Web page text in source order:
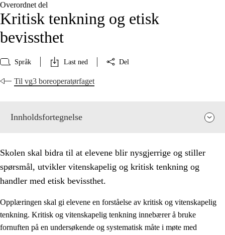
Overordnet del
Kritisk tenkning og etisk
bevissthet
Språk Last ned Del
Til vg3 boreoperatørfaget
Innholdsfortegnelse
Skolen skal bidra til at elevene blir nysgjerrige og stiller
spørsmål, utvikler vitenskapelig og kritisk tenkning og
handler med etisk bevissthet.
Opplæringen skal gi elevene en forståelse av kritisk og vitenskapelig
tenkning. Kritisk og vitenskapelig tenkning innebærer å bruke
fornuften på en undersøkende og systematisk måte i møte med